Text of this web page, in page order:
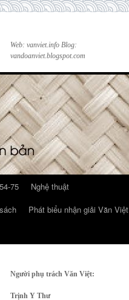
Web: vanviet.info Blog:
vandoanviet.blogspot.com
75
Nghệ thuật
Phát biểu nhận giải Văn Việt
Người phụ trách Văn Việt:
Trịnh Y Thư